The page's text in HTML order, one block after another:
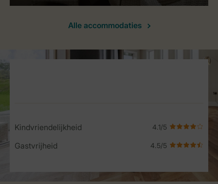
Alle accommodaties
Kindvriendelijkheid
Gastvrijheid